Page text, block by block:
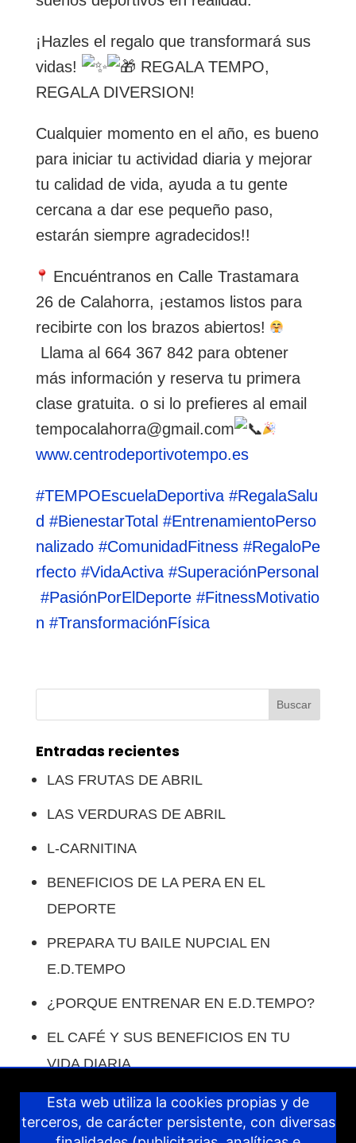
¡Hazles el regalo que transformará sus
vidas!
REGALA TEMPO,
REGALA DIVERSION!
Cualquier momento en el año, es bueno
para iniciar tu actividad diaria y mejorar
tu calidad de vida, ayuda a tu gente
cercana a dar ese pequeño paso,
estarán siempre agradecidos!!
Encuéntranos en Calle Trastamara
26 de Calahorra, ¡estamos listos para
recibirte con los brazos abiertos!
Llama al 664 367 842 para obtener
más información y reserva tu primera
clase gratuita. o si lo prefieres al email
tempocalahorra@gmail.com
www.centrodeportivotempo.es
#TEMPOEscuelaDeportiva #RegalaSalu
d #BienestarTotal #EntrenamientoPerso
nalizado #ComunidadFitness #RegaloPe
rfecto #VidaActiva #SuperaciónPersonal
#PasiónPorElDeporte #FitnessMotivatio
n #TransformaciónFísica
Entradas recientes
LAS FRUTAS DE ABRIL
LAS VERDURAS DE ABRIL
L-CARNITINA
BENEFICIOS DE LA PERA EN EL
DEPORTE
PREPARA TU BAILE NUPCIAL EN
E.D.TEMPO
¿PORQUE ENTRENAR EN E.D.TEMPO?
EL CAFÉ Y SUS BENEFICIOS EN TU
VIDA DIARIA.
COMO COMPENSAR LAS COMIDAS EN
VACACIONES.
Esta web utiliza la cookies propias y de
terceros, de carácter persistente, con diversas